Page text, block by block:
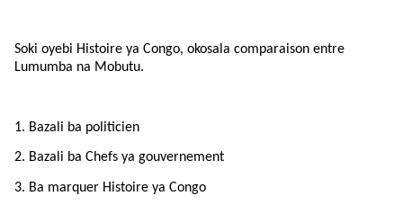
Soki oyebi Histoire ya Congo, okosala comparaison entre
Lumumba na Mobutu.
1. Bazali ba politicien
2. Bazali ba Chefs ya gouvernement
3. Ba marquer Histoire ya Congo